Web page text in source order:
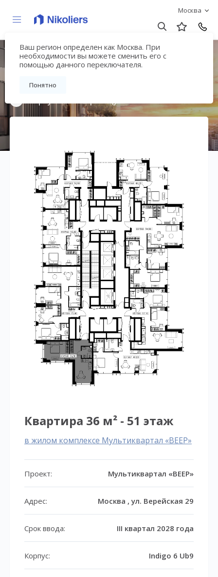
Москва
Ваш регион определен как Москва. При
необходимости вы можете сменить его с
помощью данного переключателя.
Понятно
Мультиквартал
«ВЕЕР»
Квартира 36 м² - 51 этаж
в жилом комплексе Мультиквартал «ВЕЕР»
Проект: Мультиквартал «ВЕЕР»
Адрес: Москва , ул. Верейская 29
Срок ввода: III квартал 2028 года
Корпус: Indigo 6 Ub9